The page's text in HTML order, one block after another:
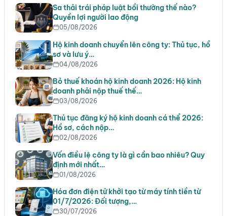
Sa thải trái pháp luật bồi thường thế nào?
Quyền lợi người lao động
05/08/2026
Hộ kinh doanh chuyển lên công ty: Thủ tục, hồ
sơ và lưu ý…
04/08/2026
Bỏ thuế khoán hộ kinh doanh 2026: Hộ kinh
doanh phải nộp thuế thế…
03/08/2026
Thủ tục đăng ký hộ kinh doanh cá thể 2026:
Hồ sơ, cách nộp…
02/08/2026
Vốn điều lệ công ty là gì cần bao nhiêu? Quy
định mới nhất…
01/08/2026
Hóa đơn điện tử khởi tạo từ máy tính tiền từ
01/7/2026: Đối tượng,…
30/07/2026